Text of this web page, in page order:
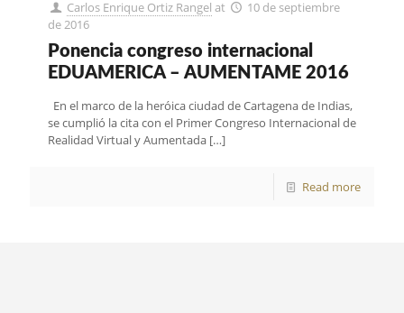
Carlos Enrique Ortiz Rangel at
10 de septiembre
de 2016
Ponencia congreso internacional
EDUAMERICA – AUMENTAME 2016
En el marco de la heróica ciudad de Cartagena de Indias,
se cumplió la cita con el Primer Congreso Internacional de
Realidad Virtual y Aumentada […]
Read more